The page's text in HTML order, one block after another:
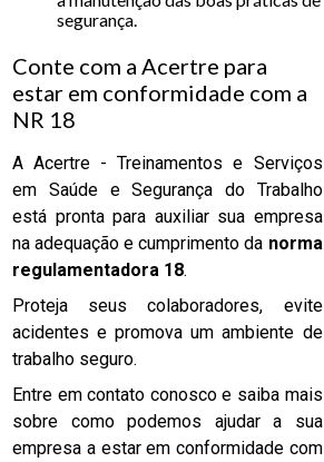
segurança.
Conte com a Acertre para
estar em conformidade com a
NR 18
A Acertre - Treinamentos e Serviços
em Saúde e Segurança do Trabalho
está pronta para auxiliar sua empresa
na adequação e cumprimento da norma
regulamentadora 18.
Proteja seus colaboradores, evite
acidentes e promova um ambiente de
trabalho seguro.
Entre em contato conosco e saiba mais
sobre como podemos ajudar a sua
empresa a estar em conformidade com